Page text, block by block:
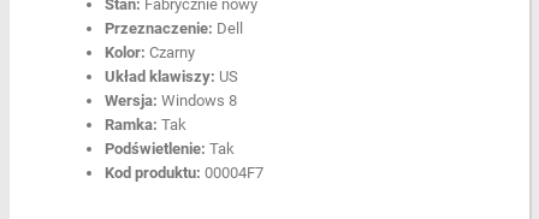
Stan: Fabrycznie nowy
Przeznaczenie: Dell
Kolor: Czarny
Układ klawiszy: US
Wersja: Windows 8
Ramka: Tak
Podświetlenie: Tak
Kod produktu: 00004F7